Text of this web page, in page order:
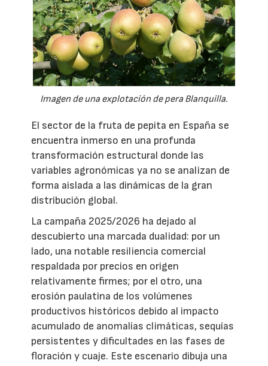
Imagen de una explotación de pera Blanquilla.
El sector de la fruta de pepita en España se
encuentra inmerso en una profunda
transformación estructural donde las
variables agronómicas ya no se analizan de
forma aislada a las dinámicas de la gran
distribución global.
La campaña 2025/2026 ha dejado al
descubierto una marcada dualidad: por un
lado, una notable resiliencia comercial
respaldada por precios en origen
relativamente firmes; por el otro, una
erosión paulatina de los volúmenes
productivos históricos debido al impacto
acumulado de anomalías climáticas, sequías
persistentes y dificultades en las fases de
floración y cuaje. Este escenario dibuja una